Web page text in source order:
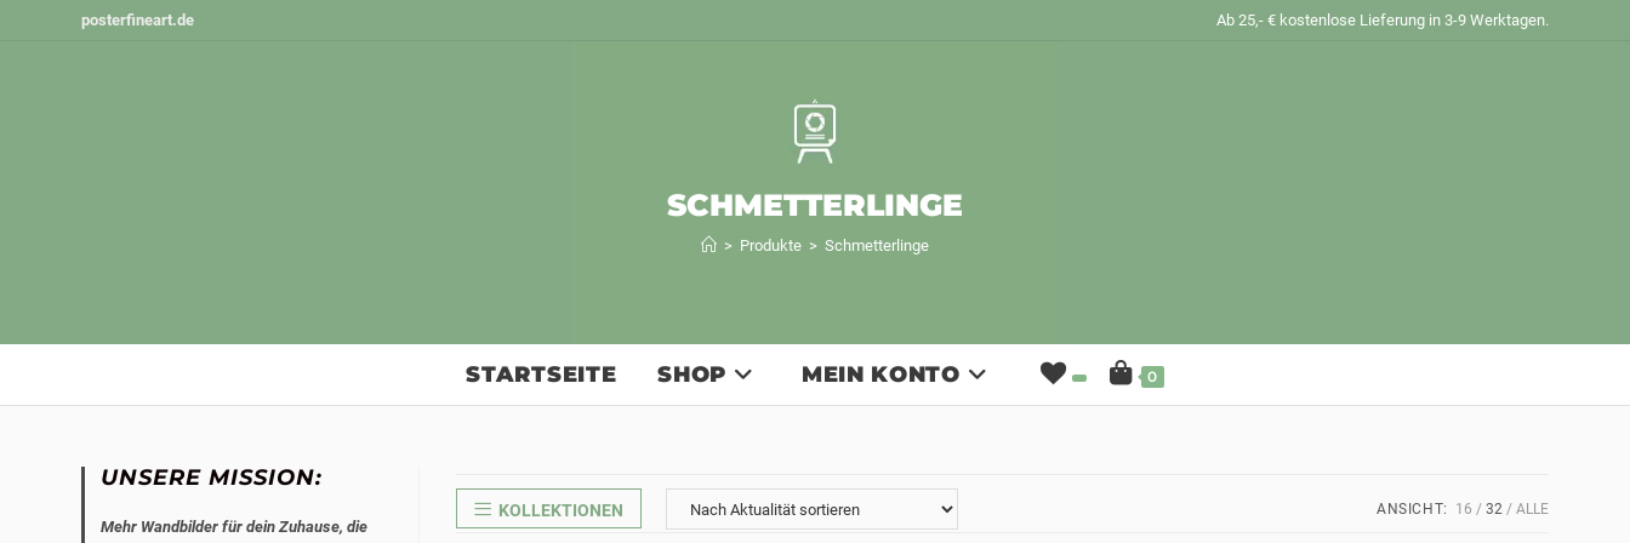
posterfineart.de Ab 25,- € kostenlose Lieferung in 3-9 Werktagen.
SCHMETTERLINGE
> Produkte > Schmetterlinge
STARTSEITE SHOP MEIN KONTO 0
KOLLEKTIONEN ANSICHT: 16 32 ALLE
UNSERE MISSION:
Mehr Wandbilder für dein Zuhause, die